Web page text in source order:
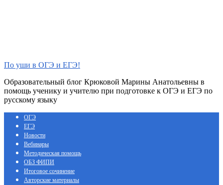
По уши в ОГЭ и ЕГЭ!
Образовательный блог Крюковой Марины Анатольевны в
помощь ученику и учителю при подготовке к ОГЭ и ЕГЭ по
русскому языку
ОГЭ
ЕГЭ
Новости
Вебинары
Методическая помощь
ОБЗ ФИПИ
Итоговое сочинение
Авторские материалы